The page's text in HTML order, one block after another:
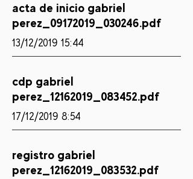
acta de inicio gabriel
perez_09172019_030246.pdf
13/12/2019 15:44
cdp gabriel
perez_12162019_083452.pdf
17/12/2019 8:54
registro gabriel
perez_12162019_083532.pdf